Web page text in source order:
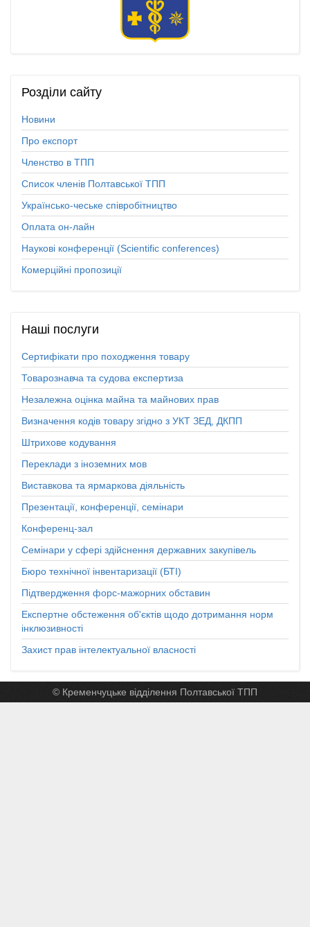
Розділи сайту
Новини
Про експорт
Членство в ТПП
Список членів Полтавської ТПП
Українсько-чеське співробітництво
Оплата он-лайн
Наукові конференції (Scientific conferences)
Комерційні пропозиції
Наші послуги
Сертифікати про походження товару
Товарознавча та судова експертиза
Незалежна оцінка майна та майнових прав
Визначення кодів товару згідно з УКТ ЗЕД, ДКПП
Штрихове кодування
Переклади з іноземних мов
Виставкова та ярмаркова діяльність
Презентації, конференції, семінари
Конференц-зал
Семінари у сфері здійснення державних закупівель
Бюро технічної інвентаризації (БТІ)
Підтвердження форс-мажорних обставин
Експертне обстеження об'єктів щодо дотримання норм
інклюзивності
Захист прав інтелектуальної власності
© Кременчуцьке відділення Полтавської ТПП